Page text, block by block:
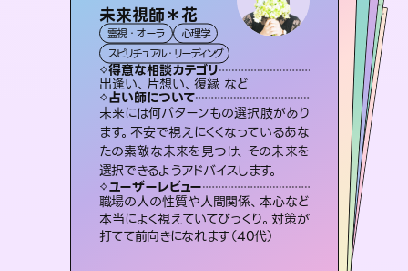
未来視師＊花
霊視・オーラ
心理学
スピリチュアル・リーディング
得意な相談カテゴリ
出逢い、片想い、復縁 など
占い師について
未来には何パターンもの選択肢があり
ます。不安で視えにくくなっているあな
たの素敵な未来を見つけ、その未来を
選択できるようアドバイスします。
ユーザーレビュー
職場の人の性質や人間関係、本心など
本当によく視えていてびっくり。対策が
打てて前向きになれます（40代）
桃源珠羽（とうげんみう）
霊視・オーラ タロット
スピリチュアル・リーディング
得意な相談カテゴリ
片想い、あの人の気持ち、復縁 など
占い師について
恋愛のお悩みの中でも特に「曖昧な関
係」の相談を得意としており、友達以上
恋人未満なお相手との今後や本音を丁
寧に読み解き恋愛成就へと導きます。
ユーザーレビュー
鑑定していただいてアドバイス通りに行
動すると仲が復活してきました。ありが
とうございました（40代 女性）
彗望（すいぼう
霊視・オーラ
スピリチュアル・リーディング
得意な相談カテゴリ
片想い、あの人の気持ち、復縁 など
占い師について
3,700年以上の歴史を持つ東洋最古の
占術「易占」で詳細まで占い、幸せへ向
かう道筋を示します。厳しい結果にも具
体的な対策をお伝えします。
ユーザーレビュー
複雑な背景もしっかり聞いて鑑定して
いただけました。気持ちが楽になりまし
た（50代 女性）
アイリス -iris-
西洋占星術
ルーン
得意な相談カテゴリ
恋愛総合、片想い、二人の未来 など
占い師について
復縁、恋愛、不倫の行方、同性愛や片思い、仕事関係や借金問題まで知りたいことや心の負担になっていることを紐解き、背中をそっと押して導きます。
ユーザーレビュー
安心感のあり、言い切ってくれる所や濁
さない鑑定のおかげで、毎回自分の気
持ちを整えられます（30代 男性）
セラピスト理恵
霊視・オーラ
スピリチュアル・リーディング
得意な相談カテゴリ
片想い、二人の未来、年の差 など
占い師について
連絡再開、復縁、成就などの報告実績
多数。セラピストとして2万超の施術経
験があるからこそできる鑑定で、より良
い未来をサポートします。
ユーザーレビュー
とても心温まる鑑定でした。しかもこち
らは何も言っていないのに視えていらっ
しゃるんだなと驚きです（30代女性）
おう 霊感オラクル
霊視・オーラ
オラクルカード
得意な相談カテゴリ
恋愛総合、あの人の気持ち など
占い師について
霊視×オラクルカードを使って「今」と
「未来」そして「気になるあの人の気持
ち」まで丁寧に読み解き、恋や人生のヒ
ントを優しく引き出します。
ユーザーレビュー
不安な気持ちが嘘みたいに晴れまし
た…！よく視えていらっしゃるんだなと
感じました（40代 女性）